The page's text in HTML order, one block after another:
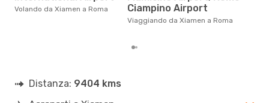
Volando da Xiamen a Roma
Ciampino Airport
Viaggiando da Xiamen a Roma
Distanza: 9404 kms